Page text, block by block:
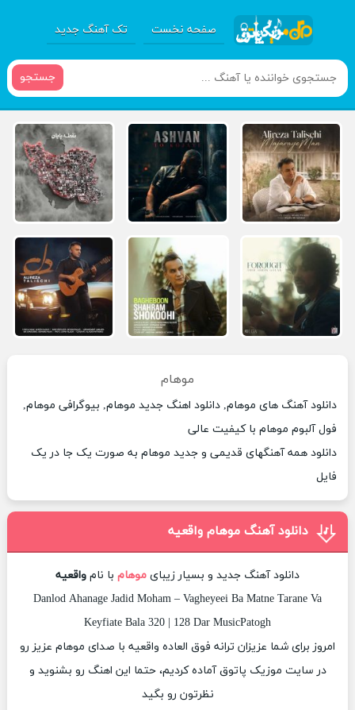
صفحه نخست تک آهنگ جدید
جستجو
موهام
دانلود آهنگ های موهام, دانلود اهنگ جدید موهام, بیوگرافی موهام,
فول آلبوم موهام با کیفیت عالی
دانلود همه آهنگهای قدیمی و جدید موهام به صورت یک جا در یک
فایل
دانلود آهنگ موهام واقعیه
دانلود آهنگ جدید و بسیار زیبای موهام با نام واقعیه
Danlod Ahanage Jadid Moham – Vagheyeei Ba Matne Tarane Va
Keyfiate Bala 320 | 128 Dar MusicPatogh
امروز برای شما عزیزان ترانه فوق العاده واقعیه با صدای موهام عزیز رو
در سایت موزیک پاتوق آماده کردیم، حتما این اهنگ رو بشنوید و
نظرتون رو بگید